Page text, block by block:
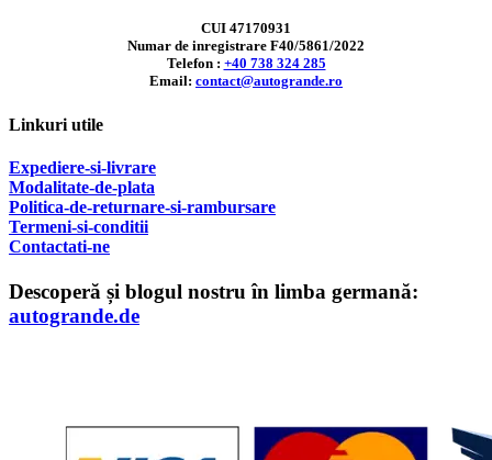
CUI 47170931
Numar de inregistrare F40/5861/2022
Telefon : +40 738 324 285
Email: contact@autogrande.ro
Linkuri utile
Expediere-si-livrare
Modalitate-de-plata
Politica-de-returnare-si-rambursare
Termeni-si-conditii
Contactati-ne
Descoperă și blogul nostru în limba germană:
autogrande.de